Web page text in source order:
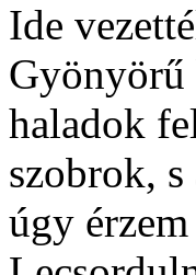
Ide
Gyönyörű
haladok
szobrok,
úgy